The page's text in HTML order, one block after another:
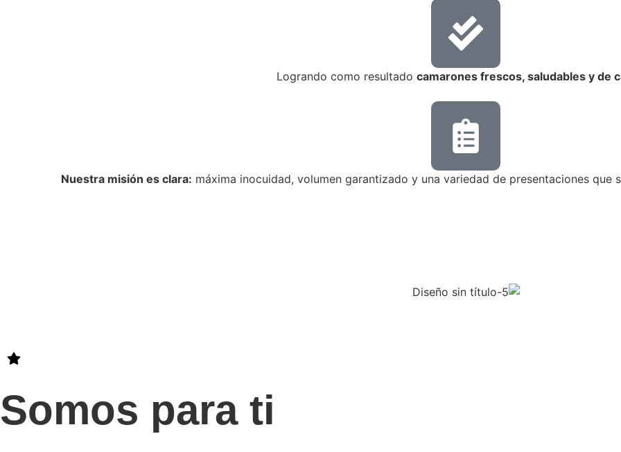
Logrando como resultado camarones frescos, saludables y de
Nuestra misión es clara: máxima inocuidad, volumen garantizado y una variedad de presentaciones que
Somos para ti